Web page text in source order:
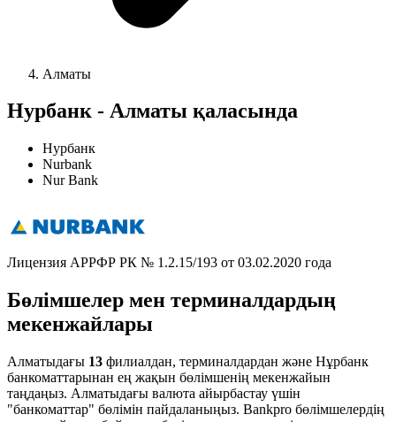
Алматы
Нурбанк - Алматы қаласында
Нурбанк
Nurbank
Nur Bank
Лицензия АРРФР РК № 1.2.15/193 от 03.02.2020 года
Бөлімшелер мен терминалдардың
мекенжайлары
Алматыдағы 13 филиалдан, терминалдардан және Нұрбанк
банкоматтарынан ең жақын бөлімшенің мекенжайын
таңдаңыз. Алматыдағы валюта айырбастау үшін
"банкоматтар" бөлімін пайдаланыңыз. Bankpro бөлімшелердің